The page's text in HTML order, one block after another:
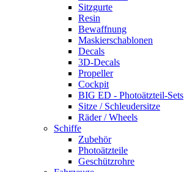
Sitzgurte
Resin
Bewaffnung
Maskierschablonen
Decals
3D-Decals
Propeller
Cockpit
BIG ED - Photoätzteil-Sets
Sitze / Schleudersitze
Räder / Wheels
Schiffe
Zubehör
Photoätzteile
Geschützrohre